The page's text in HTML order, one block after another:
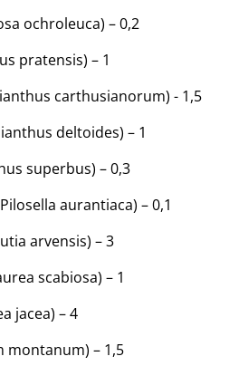
ochroleuca) – 0,2
pratensis) – 1
carthusianorum) - 1,5
deltoides) – 1
superbus) – 0,3
aurantiaca) – 0,1
arvensis) – 3
scabiosa) – 1
jacea) – 4
montanum) – 1,5